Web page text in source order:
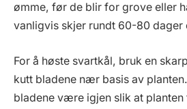
ømme, før de blir for grove eller
vanligvis skjer rundt 60-80 dager
For å høste svartkål, bruk en
kutt bladene nær basis av
bladene være igjen slik at planten